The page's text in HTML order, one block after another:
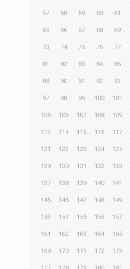
57 58 59 60 61
65 66 67 68 69
73 74 75 76 77
81 82 83 84 85
89 90 91 92 93
97 98 99 100 101
105 106 107 108 109
113 114 115 116 117
121 122 123 124 125
129 130 131 132 133
137 138 139 140 141
145 146 147 148 149
153 154 155 156 157
161 162 163 164 165
169 170 171 172 173